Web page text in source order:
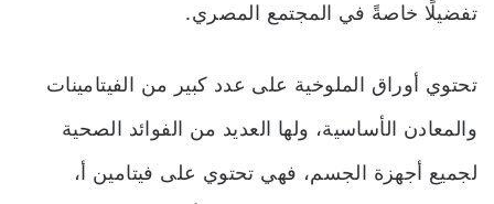
تفضيلًا خاصةً في المجتمع المصري.
تحتوي أوراق الملوخية على عدد كبير من الفيتامينات
والمعادن الأساسية، ولها العديد من الفوائد الصحية
لجميع أجهزة الجسم، فهي تحتوي على فيتامين أ،